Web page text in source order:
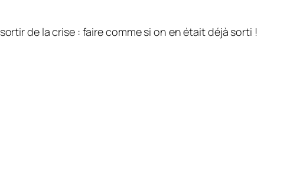
de la crise : faire comme si on en était déjà sorti !